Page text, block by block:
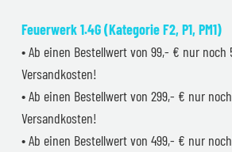
Feuerwerk 1.4G (Kategorie F2, P1, PM1)
• Ab einen Bestellwert von 99,- € nur noch
Versandkosten!
• Ab einen Bestellwert von 299,- € nur
Versandkosten!
• Ab einen Bestellwert von 499,- € nur